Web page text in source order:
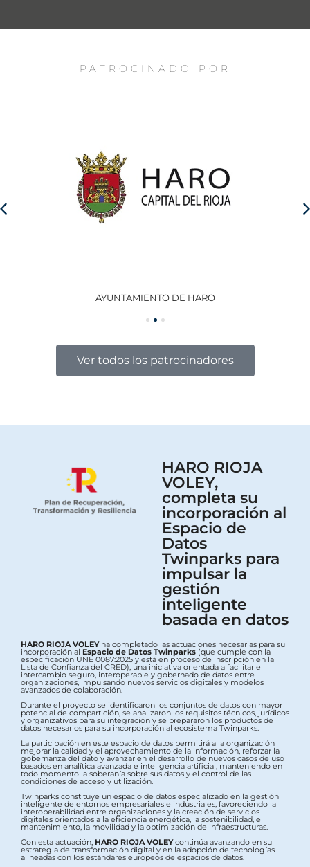
PATROCINADO POR
AYUNTAMIENTO DE HARO
Ver todos los patrocinadores
HARO RIOJA
VOLEY,
completa su
incorporación al
Espacio de
Datos
Twinparks para
impulsar la
gestión
inteligente
basada en datos
HARO RIOJA VOLEYha completado las actuaciones necesarias para su
incorporación al Espacio de Datos Twinparks (que cumple con la
especificación UNE 0087:2025 y está en proceso de inscripción en la
Lista de Confianza del CRED), una iniciativa orientada a facilitar el
intercambio seguro, interoperable y gobernado de datos entre
organizaciones, impulsando nuevos servicios digitales y modelos
avanzados de colaboración.
Durante el proyecto se identificaron los conjuntos de datos con mayor
potencial de compartición, se analizaron los requisitos técnicos, jurídicos
y organizativos para su integración y se prepararon los productos de
datos necesarios para su incorporación al ecosistema Twinparks.
La participación en este espacio de datos permitirá a la organización
mejorar la calidad y el aprovechamiento de la información, reforzar la
gobernanza del dato y avanzar en el desarrollo de nuevos casos de uso
basados en analítica avanzada e inteligencia artificial, manteniendo en
todo momento la soberanía sobre sus datos y el control de las
condiciones de acceso y utilización.
Twinparks constituye un espacio de datos especializado en la gestión
inteligente de entornos empresariales e industriales, favoreciendo la
interoperabilidad entre organizaciones y la creación de servicios
digitales orientados a la eficiencia energética, la sostenibilidad, el
mantenimiento, la movilidad y la optimización de infraestructuras.
Con esta actuación, HARO RIOJA VOLEYcontinúa avanzando en su
estrategia de transformación digital y en la adopción de tecnologías
alineadas con los estándares europeos de espacios de datos.